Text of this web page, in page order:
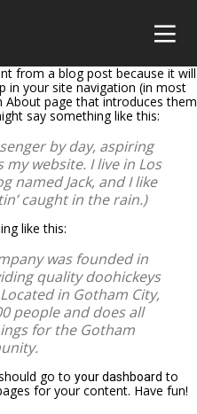
UNA
26
DICIEMBRE
2024
TÉCNICAS
PAGADAS
EN
COLOMBIA:
OPCIONES
PARA UN
FUTURO
CON
RANGOS
SALARIALES
from a blog post because it will
in your site navigation (in most
page that introduces them
say something like this:
by day, aspiring
website. I live in Los
named Jack, and I like
caught in the rain.)
like this:
was founded in
quality doohickeys
in Gotham City,
people and does all
for the Gotham
go to your dashboard to
for your content. Have fun!